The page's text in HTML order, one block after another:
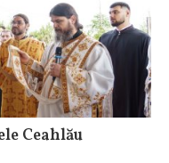
Ceahlău